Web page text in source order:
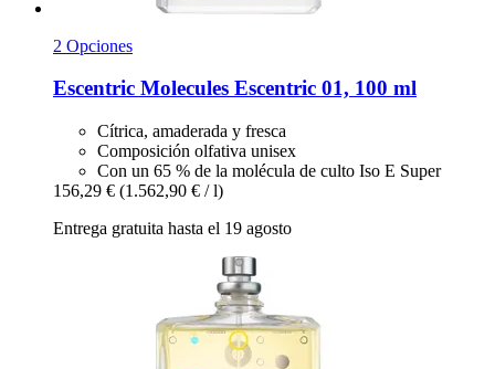
2 Opciones
Escentric Molecules Escentric 01, 100 ml
Cítrica, amaderada y fresca
Composición olfativa unisex
Con un 65 % de la molécula de culto Iso E Super
156,29 € (1.562,90 € / l)
Entrega gratuita hasta el 19 agosto